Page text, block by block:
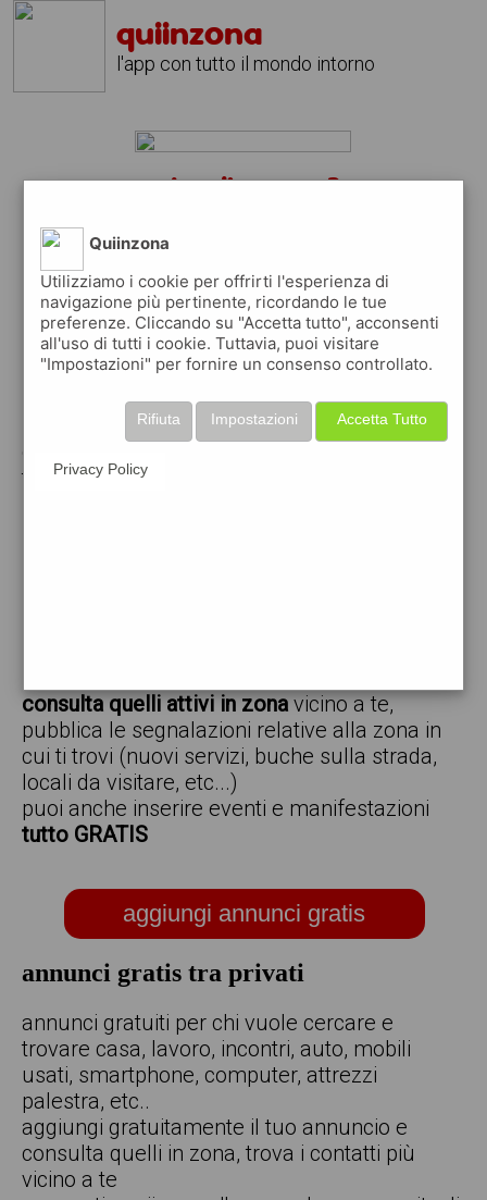
quiinzona
l'app con tutto il mondo intorno
selva di progno?
↴
scarica gratis app
pubblica gratis i tuoi annunci
tuoi annunci per :
consulta quelli attivi in zonavicino a te,
pubblica le segnalazioni relative alla zona in
cui ti trovi (nuovi servizi, buche sulla strada,
locali da visitare, etc...)
puoi anche inserire eventi e manifestazioni
tutto GRATIS
aggiungi annunci gratis
annunci gratis tra privati
annunci gratuiti per chi vuole cercare e
trovare casa, lavoro, incontri, auto, mobili
usati, smartphone, computer, attrezzi
palestra, etc..
aggiungi gratuitamente il tuo annuncio e
consulta quelli in zona, trova i contatti più
vicino a te
Quiinzona
Utilizziamo i cookie per offrirti l'esperienza di
navigazione più pertinente, ricordando le tue
preferenze. Cliccando su "Accetta tutto", acconsenti
all'uso di tutti i cookie. Tuttavia, puoi visitare
"Impostazioni" per fornire un consenso controllato.
Accetta Tutto
Impostazioni
Rifiuta
Privacy Policy